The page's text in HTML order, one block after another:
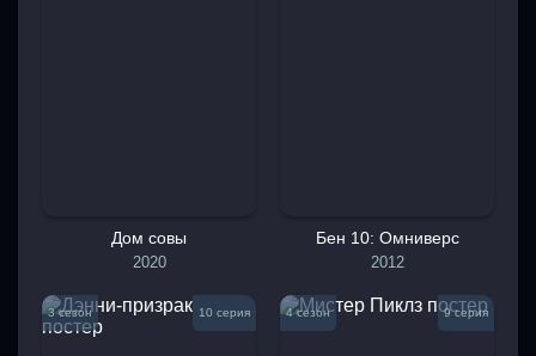
Дом совы
2020
Бен 10: Омниверс
2012
3 сезон 10 серия 4 сезон 9 серия